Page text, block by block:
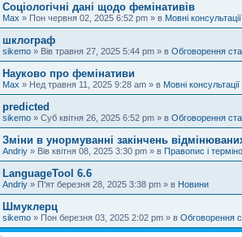
Соціологічні дані щодо фемінативів
Max » Пон червня 02, 2025 6:52 pm » в Мовні консультації
шклограф
sikemo » Вів травня 27, 2025 5:44 pm » в Обговорення
Науково про фемінативи
Max » Нед травня 11, 2025 9:28 am » в Мовні консультації
predicted
sikemo » Суб квітня 26, 2025 6:52 pm » в Обговорення
Зміни в унормуванні закінчень
Andriy » Вів квітня 08, 2025 3:30 pm » в Правопис і
LanguageTool 6.6
Andriy » П'ят березня 28, 2025 3:38 pm » в Новини
Шмуклерц
sikemo » Пон березня 03, 2025 2:02 pm » в Обговорення